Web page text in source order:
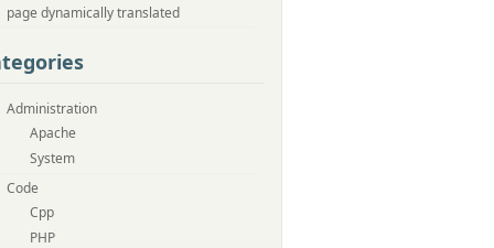
page dynamically translated
Administration
Apache
System
Code
Cpp
PHP